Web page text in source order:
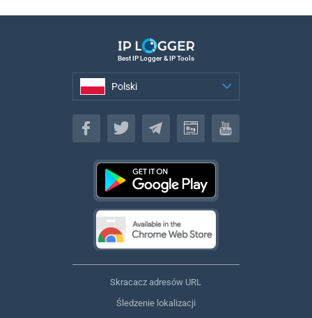
Best IP Logger & IP Tools
Polski
Polski
Skracacz adresów URL
Śledzenie lokalizacji